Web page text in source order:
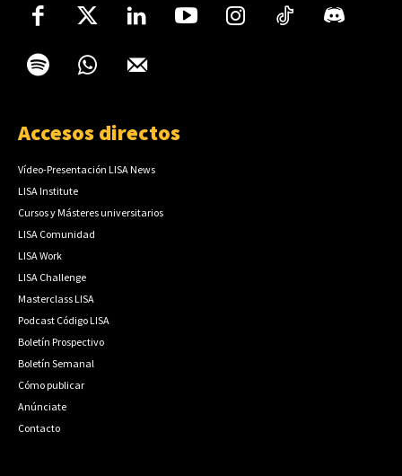
Accesos directos
Vídeo-Presentación LISA News
LISA Institute
Cursos y Másteres universitarios
LISA Comunidad
LISA Work
LISA Challenge
Masterclass LISA
Podcast Código LISA
Boletín Prospectivo
Boletín Semanal
Cómo publicar
Anúnciate
Contacto